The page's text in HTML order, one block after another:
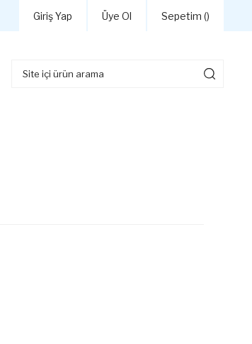
Giriş Yap Üye Ol Sepetim ()